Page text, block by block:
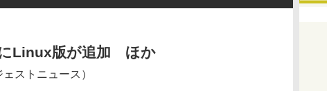
Linux版が追加 ほか
ストニュース）